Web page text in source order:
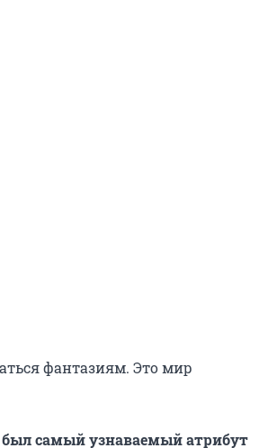
фантазиям. Это мир
самый узнаваемый атрибут